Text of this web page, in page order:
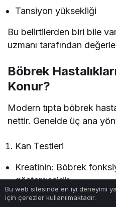
Tansiyon yüksekliği
Bu belirtilerden biri bile
uzmanı tarafından
Böbrek
Konur?
Modern tıpta böbrek
nettir. Genelde üç ana
Kan Testleri
Kreatinin: Böbrek
göstergesidir.
BUN (Üre): Artışı
Bu web sitesinde en iyi deneyimi
için çerezler kullanılmaktadır.